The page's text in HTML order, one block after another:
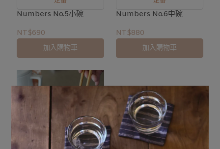
Numbers No.5小碗
NT$690
加入購物車
Numbers No.6中碗
NT$880
加入購物車